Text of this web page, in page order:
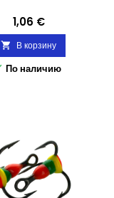
Цена
1,06 €
 В корзину
По наличию